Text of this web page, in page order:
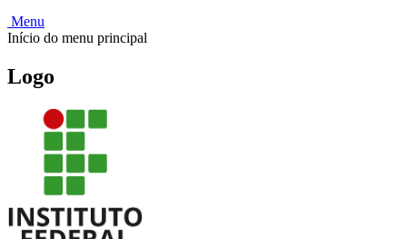
Menu
Início do menu principal
Logo